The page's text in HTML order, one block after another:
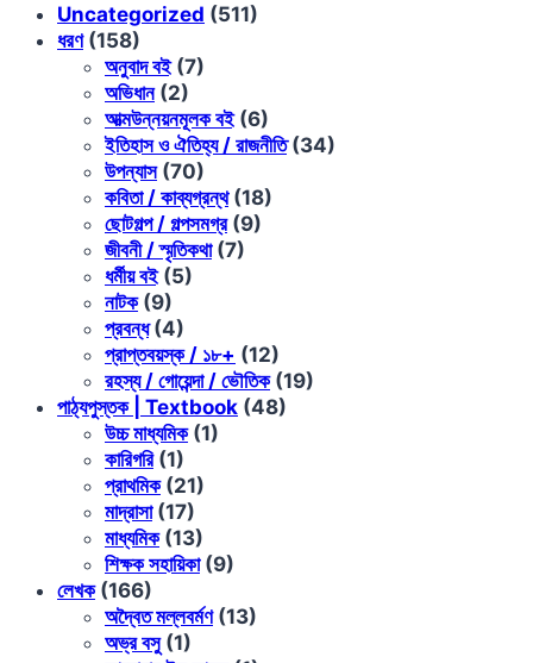
Uncategorized (511)
ধরণ(158)
অনুবাদ বই(7)
অভিধান(2)
আত্মউন্নয়নমূলক বই(6)
ইতিহাস ও ঐতিহ্য / রাজনীতি(34)
উপন্যাস(70)
কবিতা / কাব্যগ্রন্থ(18)
ছোটগল্প / গল্পসমগ্র(9)
জীবনী / স্মৃতিকথা(7)
ধর্মীয় বই(5)
নাটক(9)
প্রবন্ধ(4)
প্রাপ্তবয়স্ক / ১৮+ (12)
রহস্য / গোয়েন্দা / ভৌতিক(19)
পাঠ্যপুস্তক | Textbook (48)
উচ্চ মাধ্যমিক(1)
কারিগরি(1)
প্রাথমিক(21)
মাদ্রাসা(17)
মাধ্যমিক(13)
শিক্ষক সহায়িকা(9)
লেখক(166)
অদ্বৈত মল্লবর্মণ(13)
অভ্র বসু(1)